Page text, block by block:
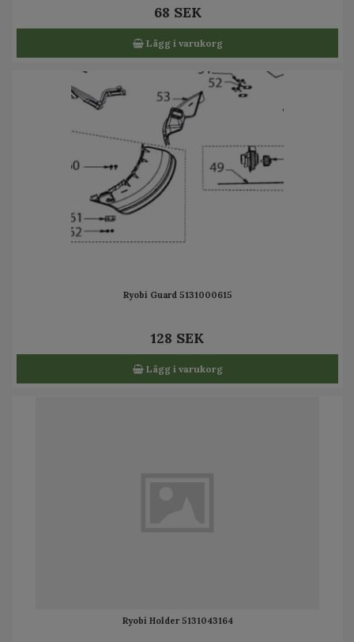
68 SEK
Lägg i varukorg
Ryobi Guard 5131000615
128 SEK
Lägg i varukorg
Ryobi Holder 5131043164